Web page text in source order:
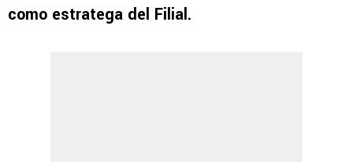
como estratega del Filial.